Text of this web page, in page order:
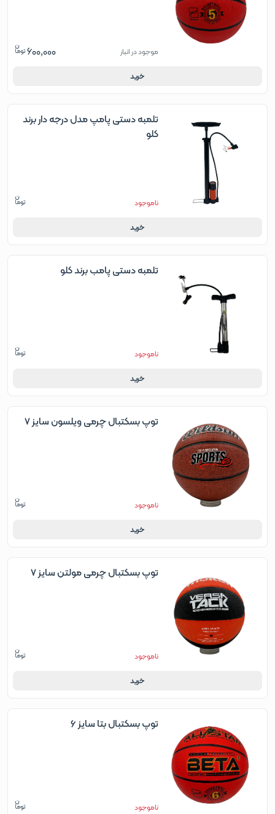
موجود در انبار 600,000
خرید
تلمبه دستی پامپ مدل درجه دار برند
کلو
ناموجود
خرید
تلمبه دستی پامب برند کلو
ناموجود
خرید
توپ بسکتبال چرمی ویلسون سایز 7
ناموجود
خرید
توپ بسکتبال چرمی مولتن سایز 7
ناموجود
خرید
توپ بسکتبال بتا سایز ۶
ناموجود